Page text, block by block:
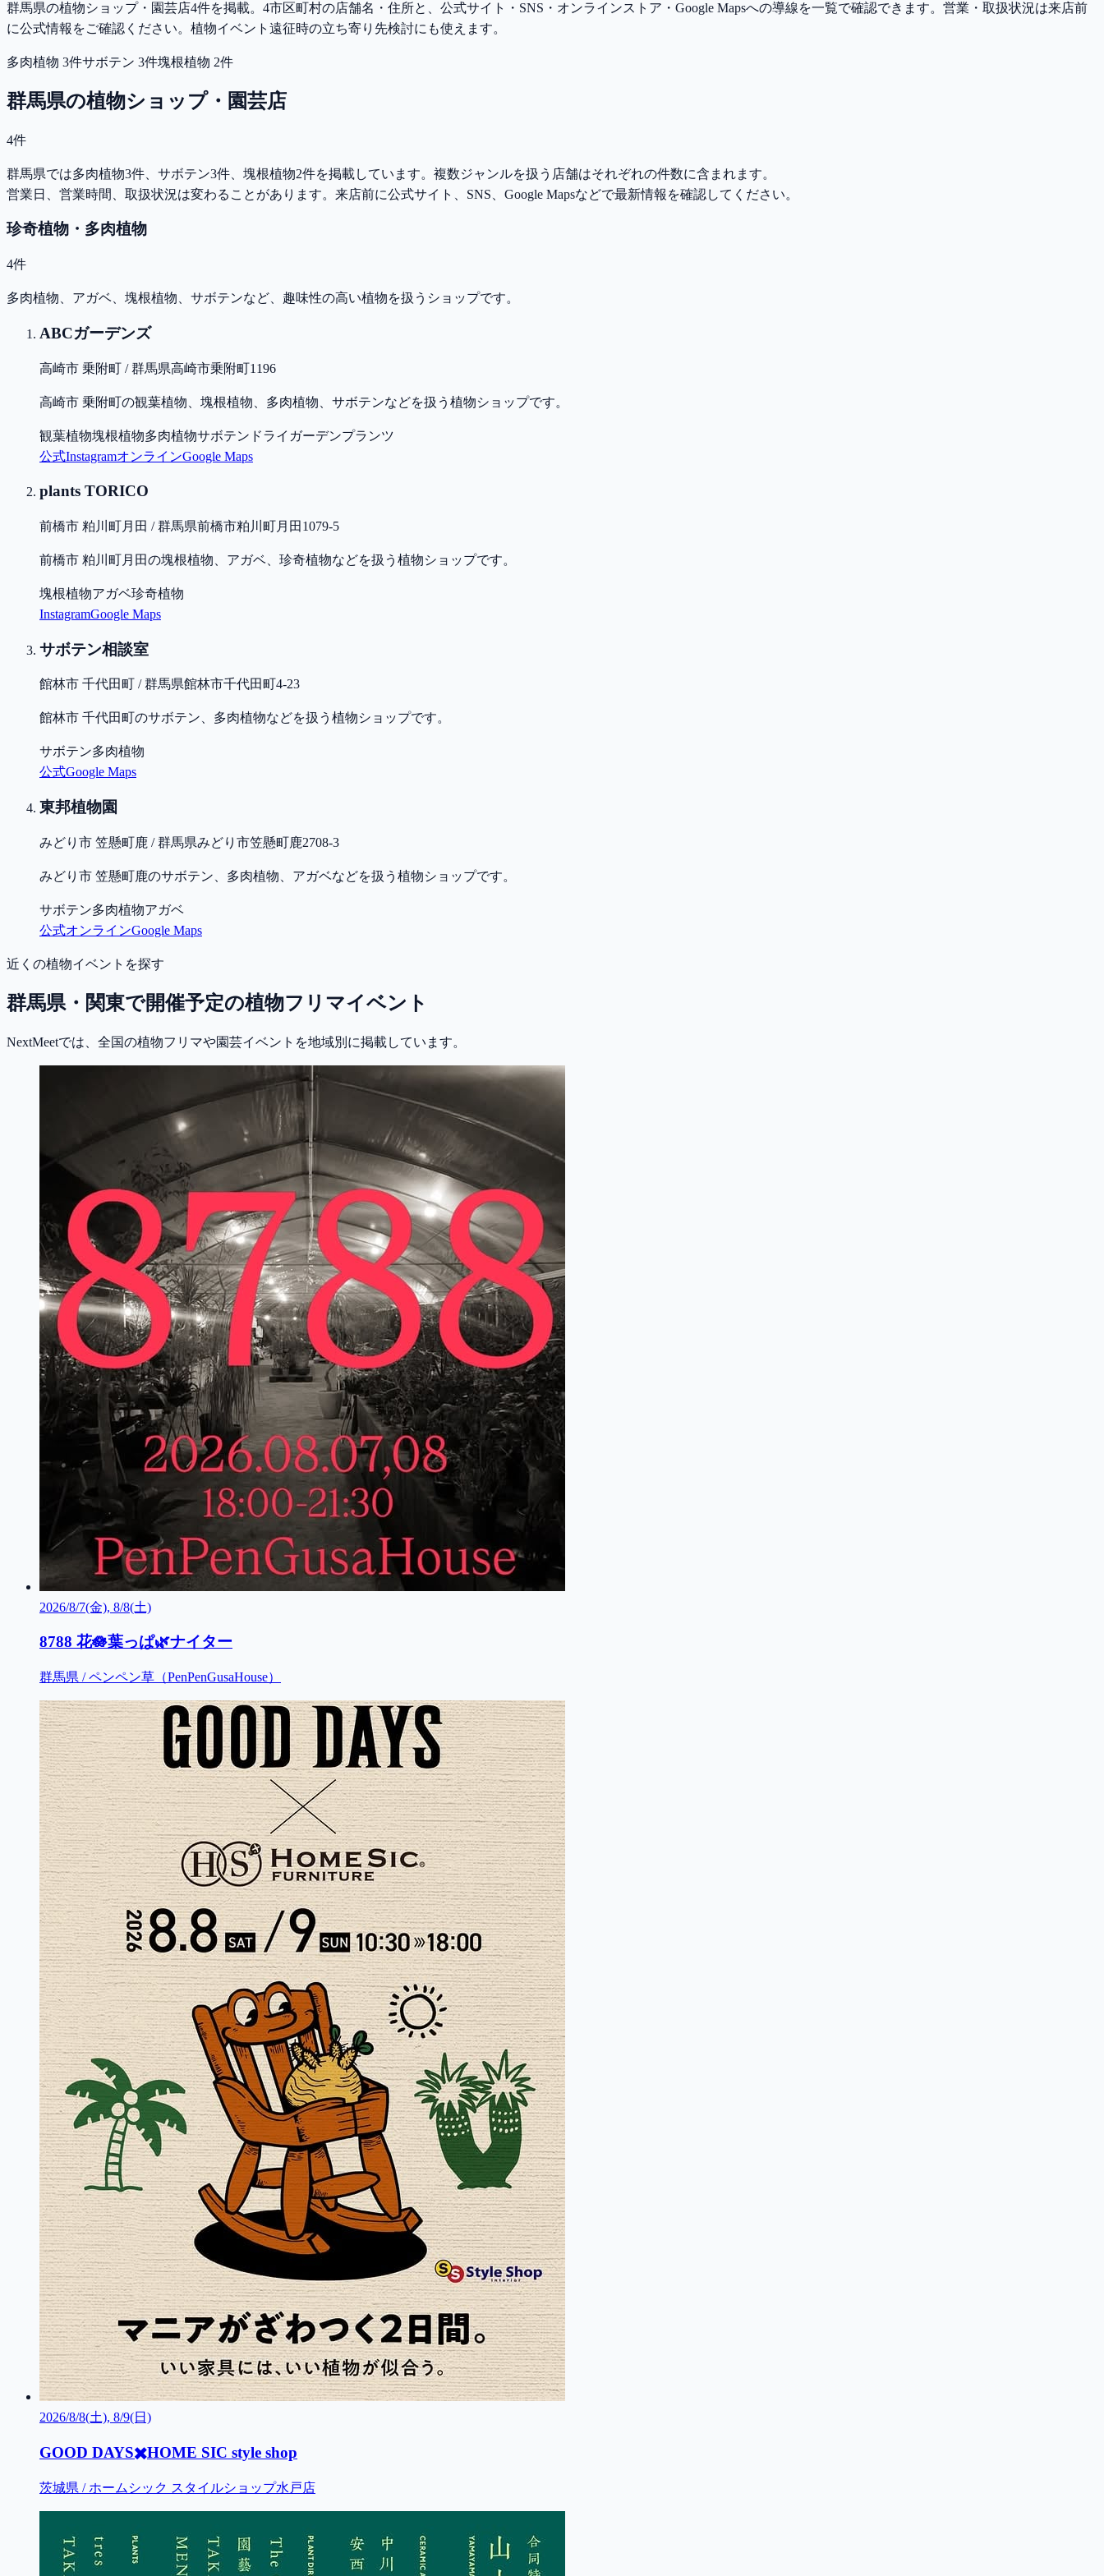
群馬県の植物ショップ・園芸店4件を掲載。4市区町村の店舗名・住所と、公式サイト・SNS・オンラインストア・Google Mapsへの導線を一覧で確認できます。営業・取扱状況は来店前
に公式情報をご確認ください。 植物イベント遠征時の立ち寄り先検討にも使えます。
多肉植物 3件サボテン 3件塊根植物 2件
群馬県の植物ショップ・園芸店
4件
群馬県では多肉植物3件、サボテン3件、塊根植物2件を掲載しています。複数ジャンルを扱う店舗はそれぞれの件数に含まれます。
営業日、営業時間、取扱状況は変わることがあります。来店前に公式サイト、SNS、Google Mapsなどで最新情報を確認してください。
珍奇植物・多肉植物
4件
多肉植物、アガベ、塊根植物、サボテンなど、趣味性の高い植物を扱うショップです。
ABCガーデンズ
高崎市 乗附町 / 群馬県高崎市乗附町1196
高崎市 乗附町の観葉植物、塊根植物、多肉植物、サボテンなどを扱う植物ショップです。
観葉植物塊根植物多肉植物サボテン ドライガーデンプランツ
公式InstagramオンラインGoogle Maps
plants TORICO
前橋市 粕川町月田 / 群馬県前橋市粕川町月田1079-5
前橋市 粕川町月田の塊根植物、アガベ、珍奇植物などを扱う植物ショップです。
塊根植物アガベ珍奇植物
InstagramGoogle Maps
サボテン相談室
館林市 千代田町 / 群馬県館林市千代田町4-23
館林市 千代田町のサボテン、多肉植物などを扱う植物ショップです。
サボテン多肉植物
公式Google Maps
東邦植物園
みどり市 笠懸町鹿 / 群馬県みどり市笠懸町鹿2708-3
みどり市 笠懸町鹿のサボテン、多肉植物、アガベなどを扱う植物ショップです。
サボテン多肉植物アガベ
公式オンラインGoogle Maps
近くの植物イベントを探す
群馬県・関東で開催予定の植物フリマイベント
NextMeetでは、全国の植物フリマや園芸イベントを地域別に掲載しています。
2026/8/7(金), 8/8(土)
8788 花🪷葉っぱ🌿ナイター
群馬県 / ペンペン草（PenPenGusaHouse）
2026/8/8(土), 8/9(日)
GOOD DAYS✖️HOME SIC style shop
茨城県 / ホームシック スタイルショップ水戸店